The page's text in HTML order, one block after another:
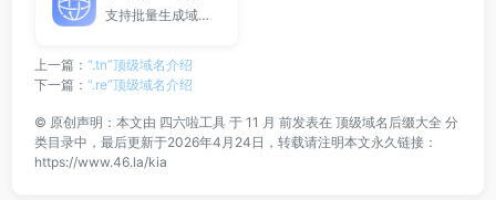
支持批量生成域名与泛解析子域名，适用于站群部署、SEO测试与开发环境使用。
上一篇： “.tn”顶级域名介绍
下一篇： “.re”顶级域名介绍
© 原创声明：本文由 四六啦工具 于 11 月 前发表在 顶级域名后缀大全 分
类目录中，最后更新于2026年4月24日，转载请注明本文永久链接：
https://www.46.la/kia